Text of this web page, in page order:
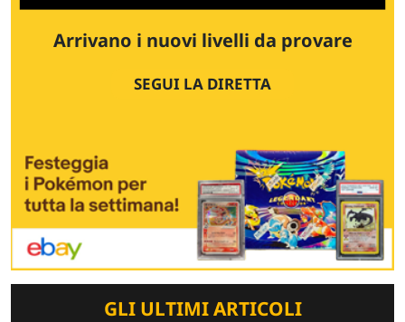
Arrivano i nuovi livelli da provare
SEGUI LA DIRETTA
GLI ULTIMI ARTICOLI